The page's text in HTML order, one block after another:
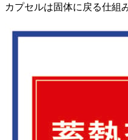
カプセルは固体に戻る仕組